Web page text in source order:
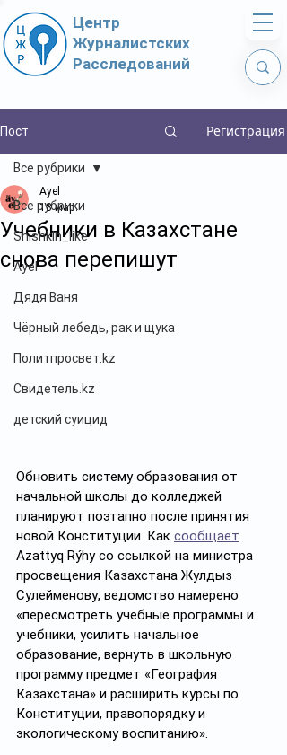
Центр
Журналистских
Расследований
Пост Регистрация
Все рубрики
Shishkin_like
Ayel
Дядя Ваня
Чёрный лебедь, рак и щука
Политпросвет.kz
Свидетель.kz
детский суицид
Все рубрики
Учебники в Казахстане
снова перепишут
Ayel
18 мар.
Обновить систему образования от
начальной школы до колледжей
планируют поэтапно после принятия
новой Конституции. Как сообщает
Azattyq Rýhy со ссылкой на министра
просвещения Казахстана Жулдыз
Сулейменову, ведомство намерено
«пересмотреть учебные программы и
учебники, усилить начальное
образование, вернуть в школьную
программу предмет «География
Казахстана» и расширить курсы по
Конституции, правопорядку и
экологическому воспитанию».